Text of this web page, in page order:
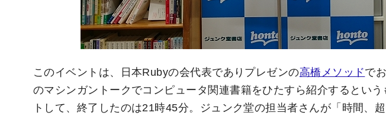
このイベントは、日本Rubyの会代表でありプレゼンの高橋メソッドで
のマシンガントークでコンピュータ関連書籍をひたすら紹介するとい
トして、終了したのは21時45分。ジュンク堂の担当者さんが「時間、